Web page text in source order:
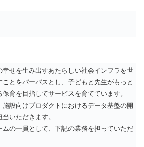
幸せを生み出すあたらしい社会インフラを世
とをパーパスとし、子どもと先生がもっと
育を目指してサービスを育てています。
施設向けプロダクトにおけるデータ基盤の開
いただきます。
ムの一員として、下記の業務を担っていただ